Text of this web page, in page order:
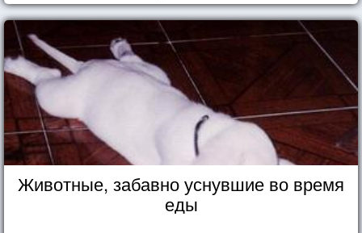
Животные, забавно уснувшие во время
еды